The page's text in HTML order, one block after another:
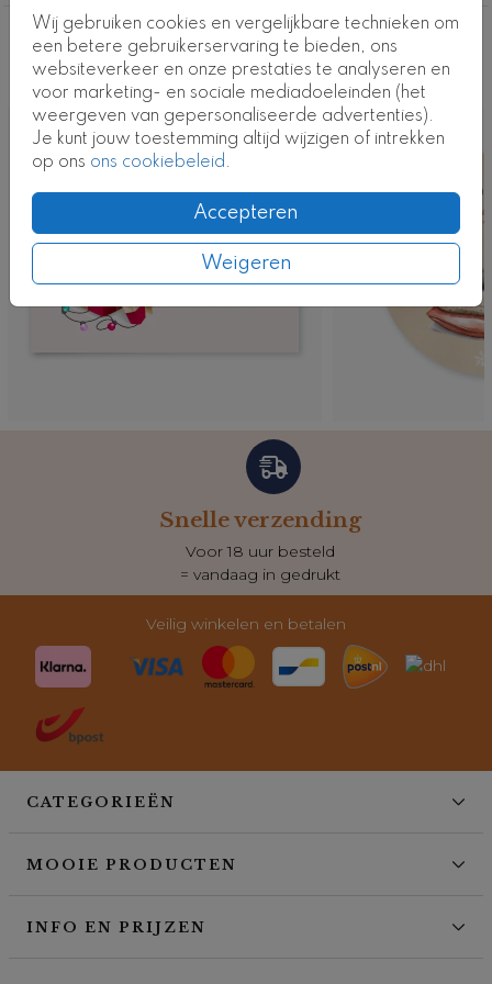
Wij gebruiken cookies en vergelijkbare technieken om
een betere gebruikerservaring te bieden, ons
websiteverkeer en onze prestaties te analyseren en
voor marketing- en sociale mediadoeleinden (het
weergeven van gepersonaliseerde advertenties).
Je kunt jouw toestemming altijd wijzigen of intrekken
op ons ons cookiebeleid.
Accepteren
Weigeren
Deze ontwerpen vind je misschien ook
leuk
Snelle verzending
Voor 18 uur besteld
= vandaag in gedrukt
Veilig winkelen en betalen
CATEGORIEËN
MOOIE PRODUCTEN
INFO EN PRIJZEN